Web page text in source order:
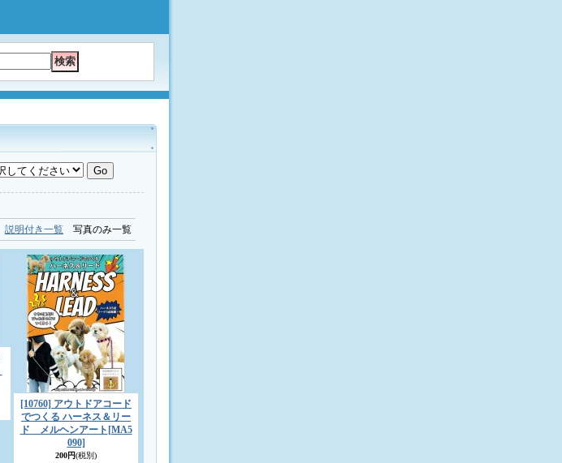
説明付き一覧 写真のみ一覧
[10760] アウトドアコード
でつくる ハーネス＆リー
ド メルヘンアート [MA5
090]
200円(税別)